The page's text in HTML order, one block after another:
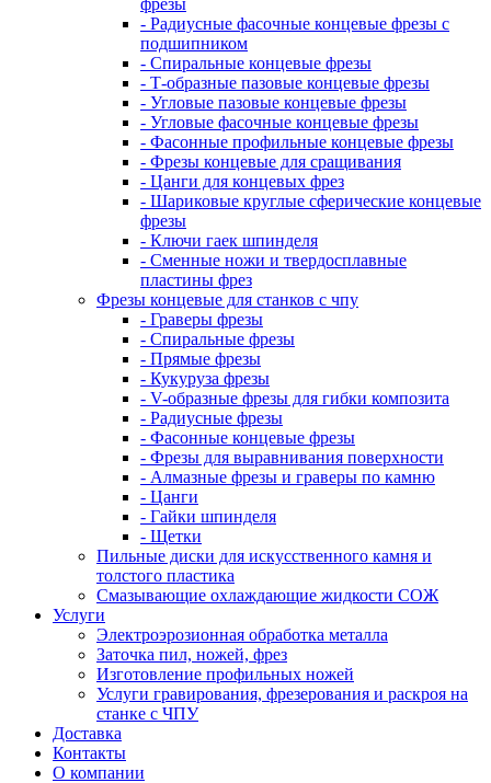
фрезы
- Радиусные фасочные концевые фрезы с
подшипником
- Спиральные концевые фрезы
- Т-образные пазовые концевые фрезы
- Угловые пазовые концевые фрезы
- Угловые фасочные концевые фрезы
- Фасонные профильные концевые фрезы
- Фрезы концевые для сращивания
- Цанги для концевых фрез
- Шариковые круглые сферические концевые
фрезы
- Ключи гаек шпинделя
- Сменные ножи и твердосплавные
пластины фрез
Фрезы концевые для станков с чпу
- Граверы фрезы
- Спиральные фрезы
- Прямые фрезы
- Кукуруза фрезы
- V-образные фрезы для гибки композита
- Радиусные фрезы
- Фасонные концевые фрезы
- Фрезы для выравнивания поверхности
- Алмазные фрезы и граверы по камню
- Цанги
- Гайки шпинделя
- Щетки
Пильные диски для искусственного камня и
толстого пластика
Смазывающие охлаждающие жидкости СОЖ
Услуги
Электроэрозионная обработка металла
Заточка пил, ножей, фрез
Изготовление профильных ножей
Услуги гравирования, фрезерования и раскроя на
станке с ЧПУ
Доставка
Контакты
О компании